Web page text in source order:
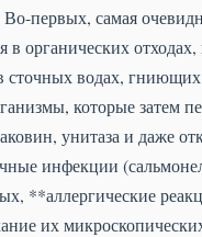
первых, самая
органических отходах,
водах, гниющих
которые затем
унитаза и даже
инфекции
**аллергические
их